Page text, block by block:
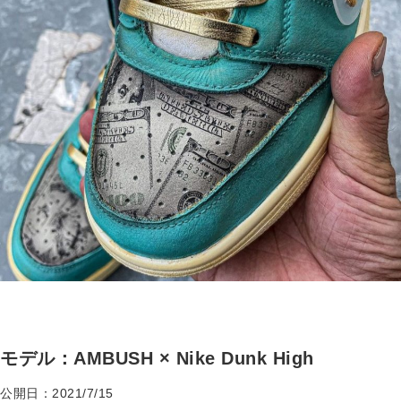
モデル：AMBUSH × Nike Dunk High
公開日：2021/7/15